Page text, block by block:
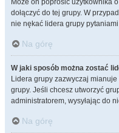
Może on poprosić użytkownika
dołączyć do tej grupy. W
nie nękać lidera grupy
Na górę
W jaki sposób można zostać
Lidera grupy zazwyczaj
grupy. Jeśli chcesz utworzyć
administratorem, wysyłając do
Na górę